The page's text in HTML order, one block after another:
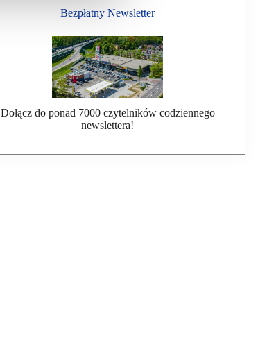
Bezpłatny Newsletter
Dołącz do ponad 7000 czytelników codziennego
newslettera!